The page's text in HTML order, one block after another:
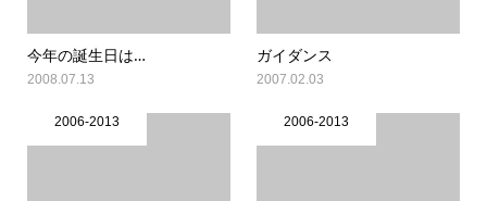
今年の誕生日は…
2008.07.13
ガイダンス
2007.02.03
2006-2013 2006-2013